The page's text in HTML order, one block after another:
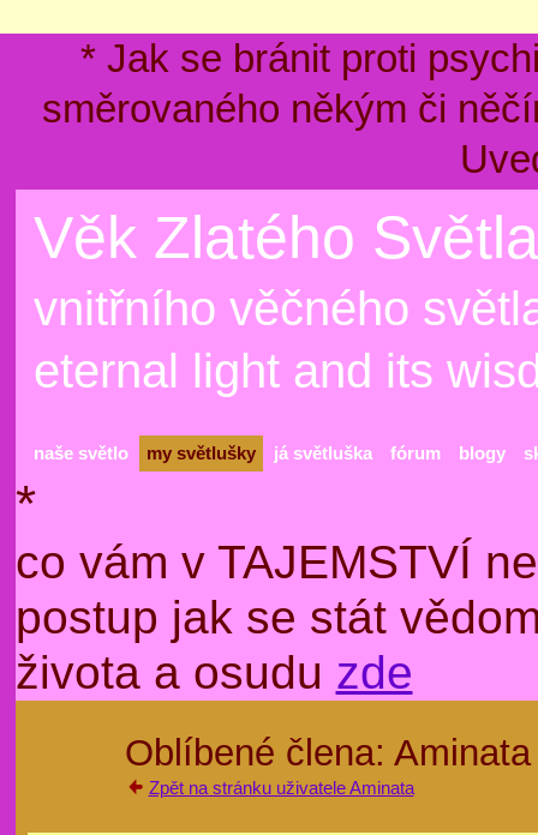
* Jak se bránit proti
směrovaného někým či
Věk Zlatého
vnitřního věčného
eternal light and its
naše světlo my světlušky já světluška fórum blogy
*
co vám v TAJEMSTVÍ
postup jak se stát
života a osudu zde
Oblíbené člena: Aminata
Zpět na stránku uživatele Aminata